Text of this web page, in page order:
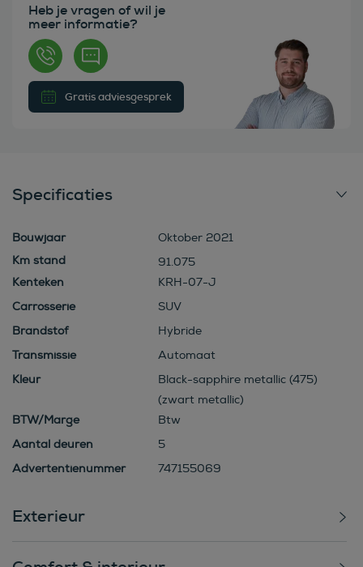
Heb je vragen of wil je
meer informatie?
Gratis adviesgesprek
Specificaties
Bouwjaar
Oktober 2021
91.075
Kenteken
KRH-07-J
Carrosserie
SUV
Brandstof
Hybride
Transmissie
Automaat
Kleur
Black-sapphire metallic (475)
(zwart metallic)
BTW/Marge
Btw
Aantal deuren
5
Advertentienummer
747155069
Exterieur